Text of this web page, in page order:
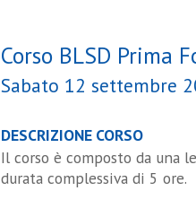
Corso BLSD Prima
Sabato 12 settembre
DESCRIZIONE CORSO
Il corso è composto da una
durata complessiva di 5 ore.